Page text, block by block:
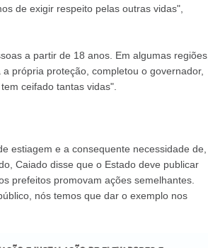
de exigir respeito pelas outras vidas",
a partir de 18 anos. Em algumas regiões,
própria proteção, completou o governador,
ceifado tantas vidas".
estiagem e a consequente necessidade de,
Caiado disse que o Estado deve publicar
prefeitos promovam ações semelhantes.
nós temos que dar o exemplo nos